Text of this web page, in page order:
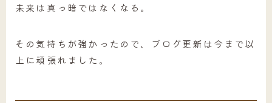
未来は真っ暗ではなくなる。
その気持ちが強かったので、ブログ更新は今まで以
上に頑張れました。